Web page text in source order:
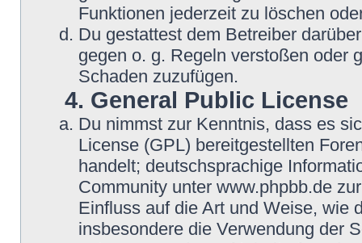
Funktionen jederzeit zu löschen
Du gestattest dem Betreiber
gegen o. g. Regeln verstoßen oder
Schaden zuzufügen.
4. General Public License
Du nimmst zur Kenntnis, dass es
License (GPL) bereitgestellten
handelt; deutschsprachige
Community unter www.phpbb.de
Einfluss auf die Art und Weise, wie
insbesondere die Verwendung der